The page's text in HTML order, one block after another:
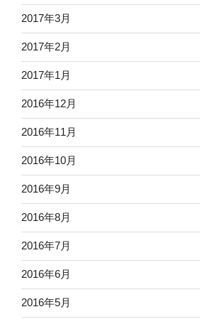
2017年3月
2017年2月
2017年1月
2016年12月
2016年11月
2016年10月
2016年9月
2016年8月
2016年7月
2016年6月
2016年5月